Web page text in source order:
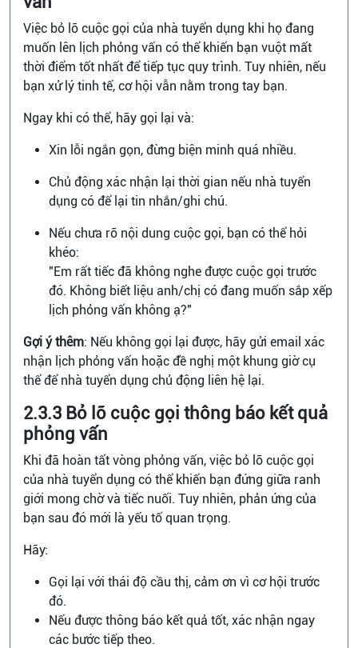
Việc bỏ lỡ cuộc gọi của nhà tuyển dụng khi họ đang
muốn lên lịch phỏng vấn có thể khiến bạn vuột mất
thời điểm tốt nhất để tiếp tục quy trình. Tuy nhiên, nếu
bạn xử lý tinh tế, cơ hội vẫn nằm trong tay bạn.
Ngay khi có thể, hãy gọi lại và:
Xin lỗi ngắn gọn, đừng biện minh quá nhiều.
Chủ động xác nhận lại thời gian nếu nhà tuyển
dụng có để lại tin nhắn/ghi chú.
Nếu chưa rõ nội dung cuộc gọi, bạn có thể hỏi
khéo:
"Em rất tiếc đã không nghe được cuộc gọi trước
đó. Không biết liệu anh/chị có đang muốn sắp xếp
lịch phỏng vấn không ạ?"
Gợi ý thêm: Nếu không gọi lại được, hãy gửi email xác
nhận lịch phỏng vấn hoặc đề nghị một khung giờ cụ
thể để nhà tuyển dụng chủ động liên hệ lại.
2.3.3 Bỏ lỡ cuộc gọi thông báo kết quả
phỏng vấn
Khi đã hoàn tất vòng phỏng vấn, việc bỏ lỡ cuộc gọi
của nhà tuyển dụng có thể khiến bạn đứng giữa ranh
giới mong chờ và tiếc nuối. Tuy nhiên, phản ứng của
bạn sau đó mới là yếu tố quan trọng.
Hãy:
Gọi lại với thái độ cầu thị, cảm ơn vì cơ hội trước
đó.
Nếu được thông báo kết quả tốt, xác nhận ngay
các bước tiếp theo.